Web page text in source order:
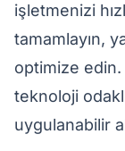
işletmenizi
tamamlayın,
optimize
teknoloji
uygulanabilir